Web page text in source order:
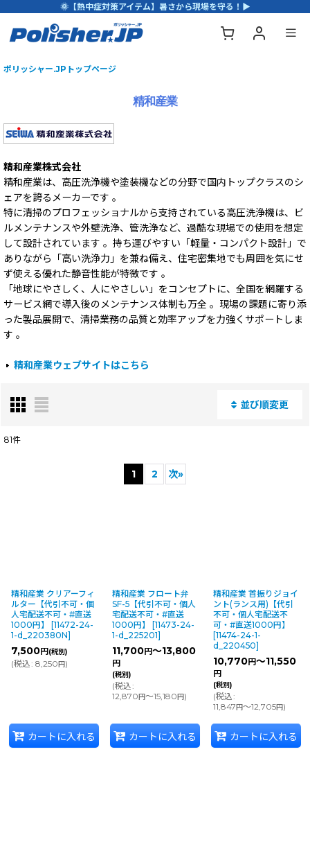
🌞【熱中症対策アイテム】暑さから現場を守る！▶
ポリッシャー.JPトップページ
精和産業
精和産業株式会社
精和産業は、高圧洗浄機や塗装機などの分野で国内トップクラスのシ
ェアを誇るメーカーです 。
特に清掃のプロフェッショナルから支持されている高圧洗浄機は、ビ
ルメンテナンスや外壁洗浄、管洗浄など、過酷な現場での使用を想定
して設計されています 。持ち運びやすい「軽量・コンパクト設計」で
ありながら「高い洗浄力」を兼ね備え、住宅密集地でも周囲を気にせ
ず使える優れた静音性能が特徴です 。
「地球にやさしく、人にやさしい」をコンセプトに、全国を網羅する
サービス網で導入後のメンテナンス体制も万全 。現場の課題に寄り添
った製品展開で、清掃業務の品質と効率アップを力強くサポートしま
す 。
精和産業ウェブサイトはこちら
並び順変更
81件
1 2 次»
精和産業 クリアーフィ
ルター【代引不可・個
人宅配送不可・#直送
1000円】
[11472-24-
1-d_220380N]
7,500円 (税別)
(税込: 8,250円)
カートに入れる
精和産業 フロート弁
SF-5【代引不可・個人
宅配送不可・#直送
1000円】
[11473-24-
1-d_225201]
11,700円～13,800
円
(税別)
(税込:
12,870円～15,180円)
カートに入れる
精和産業 首振りジョイ
ント(ランス用)【代引
不可・個人宅配送不
可・#直送1000円】
[11474-24-1-
d_220450]
10,770円～11,550
円
(税別)
(税込:
11,847円～12,705円)
カートに入れる